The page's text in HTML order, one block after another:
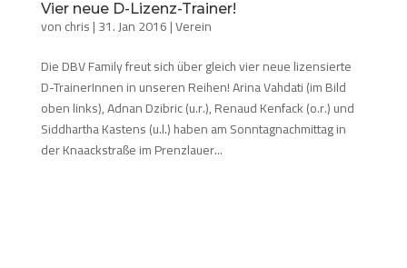
Vier neue D-Lizenz-Trainer!
vonchris|31. Jan 2016|Verein
Die DBV Family freut sich über gleich vier neue lizensierte
D-TrainerInnen in unseren Reihen! Arina Vahdati (im Bild
oben links), Adnan Dzibric (u.r.), Renaud Kenfack (o.r.) und
Siddhartha Kastens (u.l.) haben am Sonntagnachmittag in
der Knaackstraße im Prenzlauer...